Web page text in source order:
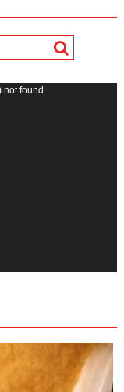
not found